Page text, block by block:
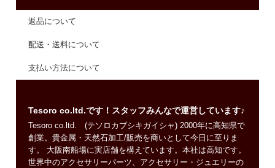
返品について
配送・送料について
支払い方法について
Tesoro co.ltd.です！スタッフみんなで運営しています♪
Tesoro co.ltd. (テソロカブシキガイシャ) 2000年に高知県で
創業。貴金属・天然石加工/販売を商いとして今日に至りま
す。 大阪南船場に実店舗を構えています。本社は高知です。
世界中のアクセサリーパーツ、アクセサリー・ジュエリーの